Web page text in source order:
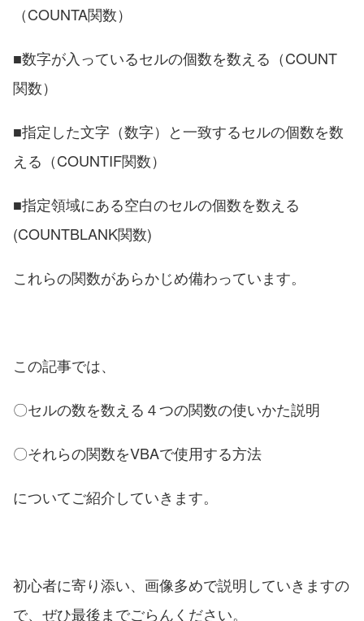
（COUNTA関数）
■数字が入っているセルの個数を数える（COUNT
関数）
■指定した文字（数字）と一致するセルの個数を数
える（COUNTIF関数）
■指定領域にある空白のセルの個数を数える
(COUNTBLANK関数)
これらの関数があらかじめ備わっています。
この記事では、
〇セルの数を数える４つの関数の使いかた説明
〇それらの関数をVBAで使用する方法
についてご紹介していきます。
初心者に寄り添い、画像多めで説明していきますの
で、ぜひ最後までごらんください。